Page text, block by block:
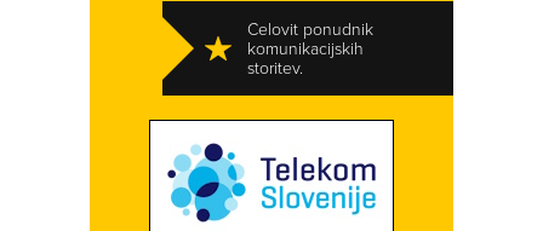
Celovit ponudnik
komunikacijskih
storitev.